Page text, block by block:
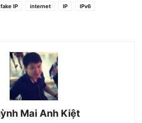
fake IP internet IP
IPv6
Mai Anh Kiệt